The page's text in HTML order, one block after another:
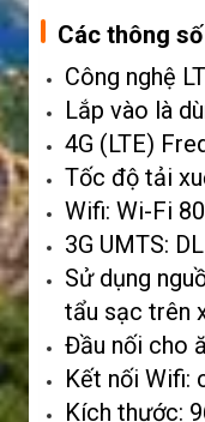
Các thông
Công nghệ
Lắp vào là
4G (LTE)
Tốc độ tải
Wifi: Wi-Fi
3G UMTS:
Sử dụng
tẩu sạc trên
Đầu nối cho
Kết nối Wifi:
Kích thước: